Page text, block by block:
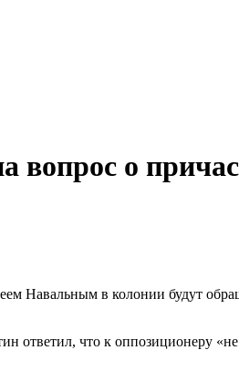
о
Навальным в колонии будут
что к оппозиционеру